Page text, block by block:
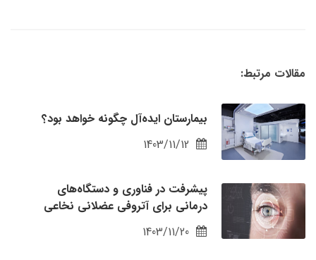
مقالات مرتبط:
بیمارستان ایده‌آل چگونه خواهد بود؟
پیشرفت در فناوری و دستگاه‌های
درمانی برای آتروفی عضلانی نخاعی
1403/11/20